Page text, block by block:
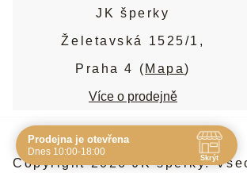
JK šperky
Želetavská 1525/1,
Praha 4 ( Mapa)
Více o prodejně
Copyright 2026JK šperky.
Prodejna je otevřena
Dnes 10:00-18:00
Skrýt
Navštivte nás osobně